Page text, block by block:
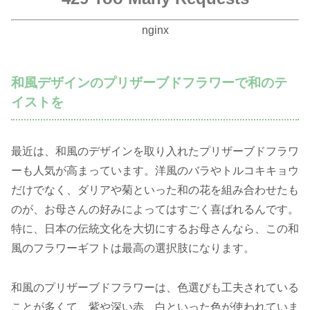
nginx
和風デザインのプリザーブドフラワーで和のテ
イストを
最近は、和風のデザインを取り入れたプリザーブドフラワ
ーも人気が高まっています。洋風のバラやトルコキキョウ
だけでなく、ダリアや菊といった和の花を組み合わせたも
のが、お母さんの好みによってはすごく喜ばれるんです。
特に、日本の伝統文化を大切にするお母さんなら、この和
風のフラワーギフトは最高の選択肢になります。
和風のプリザーブドフラワーは、色選びも工夫されている
ことが多くて、紫や深い赤、白といった色が使われていま